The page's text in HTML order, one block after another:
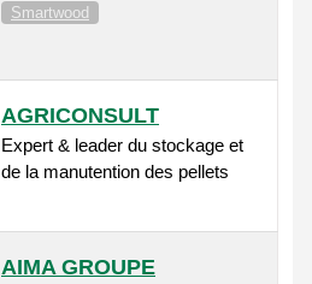
Smartwood
AGRICONSULT
Expert & leader du stockage et
de la manutention des pellets
AIMA GROUPE